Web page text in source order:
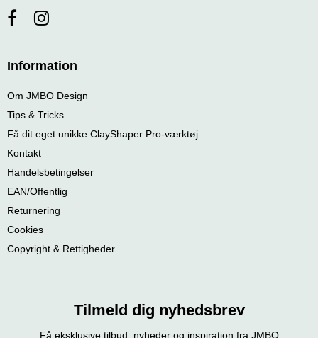
Information
Om JMBO Design
Tips & Tricks
Få dit eget unikke ClayShaper Pro-værktøj
Kontakt
Handelsbetingelser
EAN/Offentlig
Returnering
Cookies
Copyright & Rettigheder
Tilmeld dig nyhedsbrev
Få eksklusive tilbud, nyheder og inspiration fra JMBO